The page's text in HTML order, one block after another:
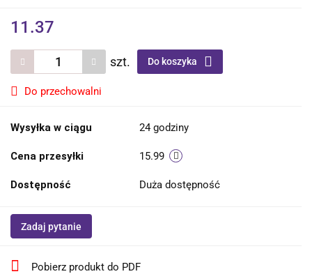
11.37
szt. Do koszyka
Do przechowalni
Wysyłka w ciągu 24 godziny
Cena przesyłki 15.99
Dostępność Duża dostępność
Zadaj pytanie
Pobierz produkt do PDF